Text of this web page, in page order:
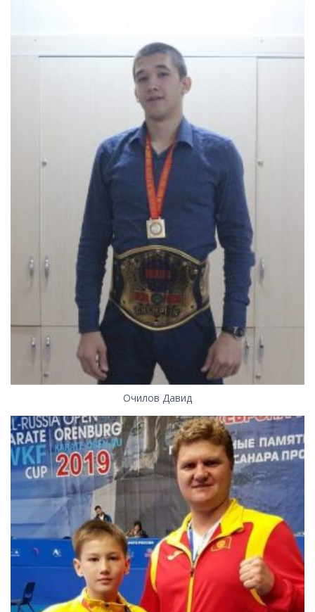
Очилов Давид